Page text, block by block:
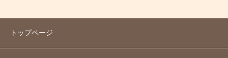
トップページ